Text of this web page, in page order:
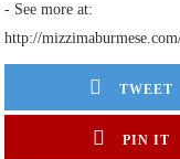
- See more at:
http://
TWEET
PIN IT